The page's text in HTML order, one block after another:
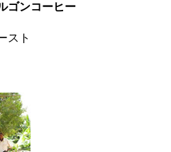
ゴンコーヒー
スト